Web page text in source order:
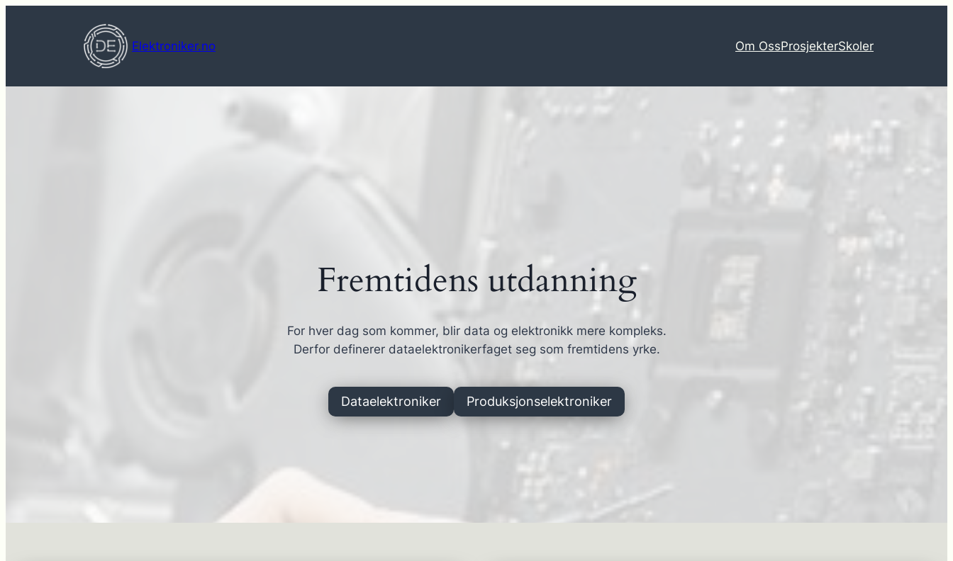
Elektroniker.no Om OssProsjekterSkoler
Fremtidens utdanning
For hver dag som kommer, blir data og elektronikk mere kompleks.
Derfor definerer dataelektronikerfaget seg som fremtidens yrke.
Dataelektroniker Produksjonselektroniker